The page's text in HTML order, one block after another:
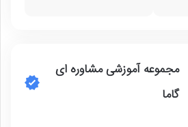
مجموعه آموزشی مشاوره ای
گاما